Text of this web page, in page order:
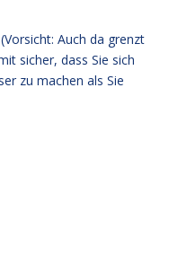
Auch da grenzt
sicher, dass Sie sich
zu machen als Sie